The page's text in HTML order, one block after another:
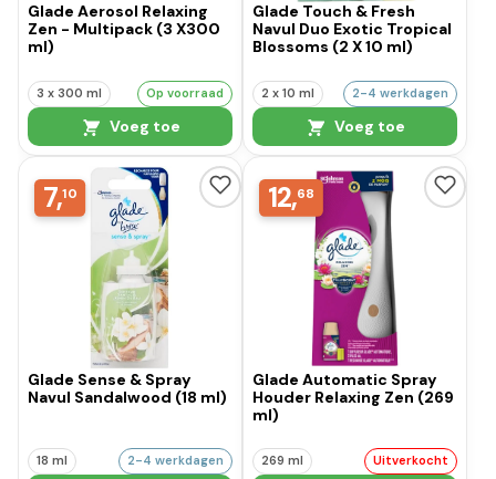
Glade Aerosol Relaxing
Zen - Multipack (3 X300
ml)
3 x 300 ml Op voorraad
Voeg toe
Glade Touch & Fresh
Navul Duo Exotic Tropical
Blossoms (2 X 10 ml)
2 x 10 ml 2-4 werkdagen
Voeg toe
7,10
Glade Sense & Spray
Navul Sandalwood (18 ml)
18 ml 2-4 werkdagen
12,68
Glade Automatic Spray
Houder Relaxing Zen (269
ml)
269 ml Uitverkocht